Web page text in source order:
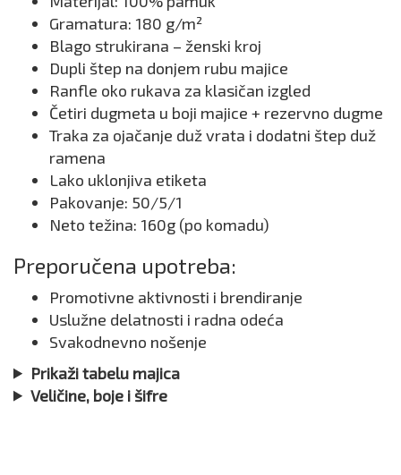
Gramatura: 180 g/m²
Blago strukirana – ženski kroj
Dupli štep na donjem rubu majice
Ranfle oko rukava za klasičan izgled
Četiri dugmeta u boji majice + rezervno dugme
Traka za ojačanje duž vrata i dodatni štep duž
ramena
Lako uklonjiva etiketa
Pakovanje: 50/5/1
Neto težina: 160g (po komadu)
Preporučena upotreba:
Promotivne aktivnosti i brendiranje
Uslužne delatnosti i radna odeća
Svakodnevno nošenje
Prikaži tabelu majica
Veličine, boje i šifre